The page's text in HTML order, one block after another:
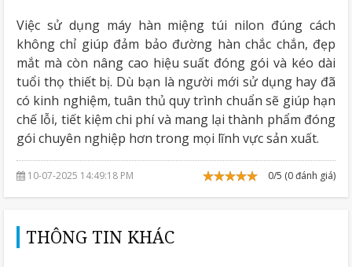
Việc sử dụng máy hàn miệng túi nilon đúng cách
không chỉ giúp đảm bảo đường hàn chắc chắn, đẹp
mắt mà còn nâng cao hiệu suất đóng gói và kéo dài
tuổi thọ thiết bị. Dù bạn là người mới sử dụng hay đã
có kinh nghiệm, tuân thủ quy trình chuẩn sẽ giúp hạn
chế lỗi, tiết kiệm chi phí và mang lại thành phẩm đóng
gói chuyên nghiệp hơn trong mọi lĩnh vực sản xuất.
10-07-2025 14:49:18 PM 0/5 (0 đánh giá)
THÔNG TIN KHÁC